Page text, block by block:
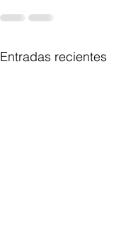
Entradas recientes